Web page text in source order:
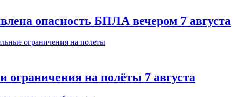
опасность БПЛА вечером 7 августа
ограничения на полёты 7 августа